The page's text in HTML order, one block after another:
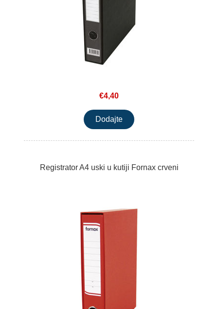
€4,40
Registrator A4 uski u kutiji Fornax crveni